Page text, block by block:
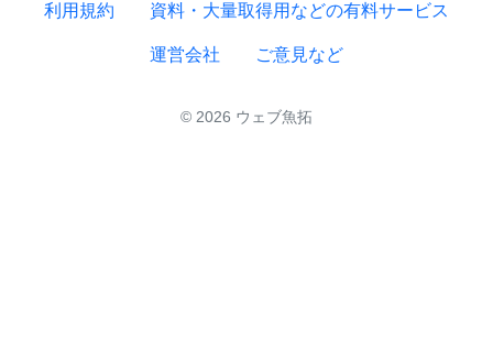
利用規約 資料・大量取得用などの有料サービス
運営会社 ご意見など
© 2026 ウェブ魚拓